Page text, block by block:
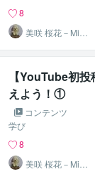
8
美咲 桜花－Misa
ki Ohka－
【YouTube初
えよう！①
コンテンツ
学び
8
美咲 桜花－Misa